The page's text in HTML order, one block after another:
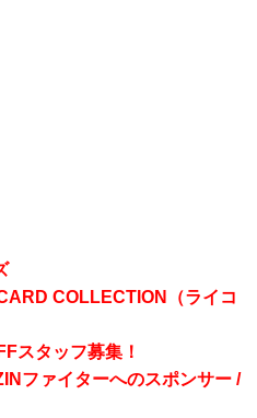
COLLECTION（ライコ
スタッフ募集！
ファイターへのスポンサー /